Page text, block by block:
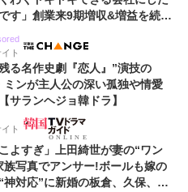
す」創業来9期増収&増益を続け
ト
る名作史劇『恋人』”演技の
ミンが主人公の深い孤独や情愛
サランヘジョ韓ドラ】
ト
よすぎ」上田綺世が妻の“ワン
族写真でアンサー!ボールも嫁の
神対応”に新婚の板倉、久保、長